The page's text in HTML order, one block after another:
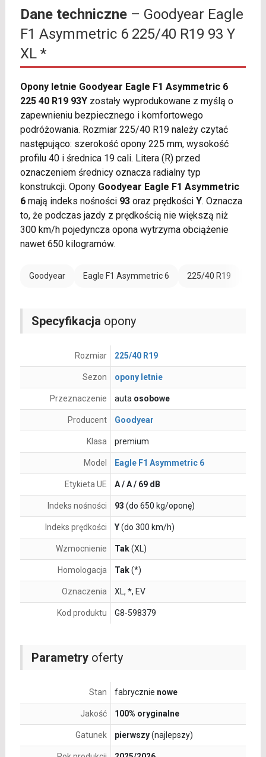
Dane techniczne– Goodyear Eagle
F1 Asymmetric 6 225/40 R19 93 Y
XL *
Opony letnie Goodyear Eagle F1 Asymmetric 6
225 40 R19 93Yzostały wyprodukowane z myślą o
zapewnieniu bezpiecznego i komfortowego
podróżowania. Rozmiar 225/40 R19 należy czytać
następująco: szerokość opony 225 mm, wysokość
profilu 40 i średnica 19 cali. Litera (R) przed
oznaczeniem średnicy oznacza radialny typ
konstrukcji. Opony Goodyear Eagle F1 Asymmetric
6mają indeks nośności 93oraz prędkości Y. Oznacza
to, że podczas jazdy z prędkością nie większą niż
300 km/h pojedyncza opona wytrzyma obciążenie
nawet 650 kilogramów.
Goodyear Eagle F1 Asymmetric 6 225/40 R19
Parametryoferty
Stan fabrycznie nowe
Jakość 100% oryginalne
Gatunek pierwszy(najlepszy)
Specyfikacja opony
Rozmiar 225/40 R19
Sezon opony letnie
Przeznaczenie auta osobowe
Producent Goodyear
Klasa premium
Model Eagle F1 Asymmetric 6
Etykieta UE A / A / 69 dB
Indeks nośności 93 (do 650 kg/oponę)
Indeks prędkości Y(do 300 km/h)
Wzmocnienie Tak(XL)
Homologacja Tak(*)
Oznaczenia XL, *, EV
Kod produktu G8-598379